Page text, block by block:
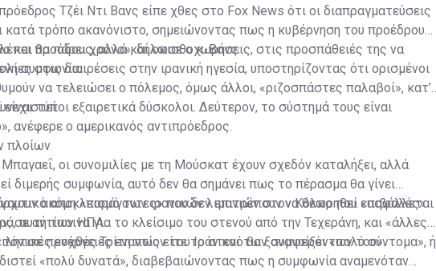
Τζέι Ντι Βανς είπε χθες στο Fox News ότι οι διαπραγματεύσεις
κατά τρόπο ακανόνιστο, σημειώνοντας πως η κυβέρνηση του προέδρου
προόδους, αλλά και οπισθοχωρήσεις, στις προσπάθειές της να
συμφωνία.
και θα πάρει χρόνο», δήλωσε ο κ. Βανς.
στις διαιρέσεις στην ιρανική ηγεσία, υποστηρίζοντας ότι ορισμένοι
να τελειώσει ο πόλεμος, όμως άλλοι, «ριζοσπάστες παλαβοί», κατ’
τύποι εξαιρετικά δύσκολοι. Δεύτερον, το σύστημά τους είναι
ανέφερε ο αμερικανός αντιπρόεδρος.
πλοίων
οι συνομιλίες με τη Μούσκατ έχουν σχεδόν καταλήξει, αλλά
διμερής συμφωνία, αυτό δεν θα σημάνει πως το πέρασμα θα γίνει
ακόμη «παράγοντες» που δεν επιτρέπουν να θεωρηθεί «ασφαλές»
αυτή των ΗΠΑ.
αποκλεισμό των ιρανικών λιμανιών στον Κόλπο που επιβάλλεται
σε αντίποινα για το κλείσιμο του στενού από την Τεχεράνη, και «άλλες
ενέργειες εναντίον του Ιράν και των συμφερόντων του».
προχθές Τρίτη πως είτε το στενό θα ξανανοίξει «πολύ σύντομα», ή
«πολύ δυνατά», διαβεβαιώνοντας πως η συμφωνία αναμενόταν